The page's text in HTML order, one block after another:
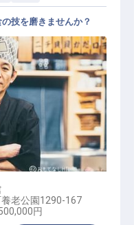
技を磨きませんか？
老公園1290-167
円